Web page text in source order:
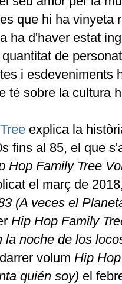
que hi ha vinyeta
ha d'haver estat
de
i esdeveniments
té sobre la cultura
explica la
fins al 85, el que
Hop Family Tree
el març de
(A veces el
Hip Hop Family
la noche de los
volum Hip
quién soy) el